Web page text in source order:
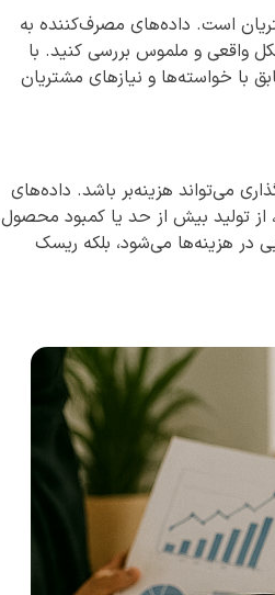
است. داده‌های مصرف‌کننده به
واقعی و ملموس بررسی کنید. با
با خواسته‌ها و نیازهای مشتریان
می‌تواند هزینه‌بر باشد. داده‌های
از تولید بیش از حد یا کمبود محصول
در هزینه‌ها می‌شود، بلکه ریسک